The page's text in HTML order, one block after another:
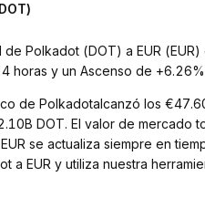
de Polkadot (DOT) a EUR
horas y un Ascenso de
de Polkadotalcanzó los
DOT. El valor de mercado
se actualiza siempre en
a EUR y utiliza nuestra